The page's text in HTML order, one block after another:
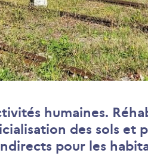
humaines.
des sols et
pour les